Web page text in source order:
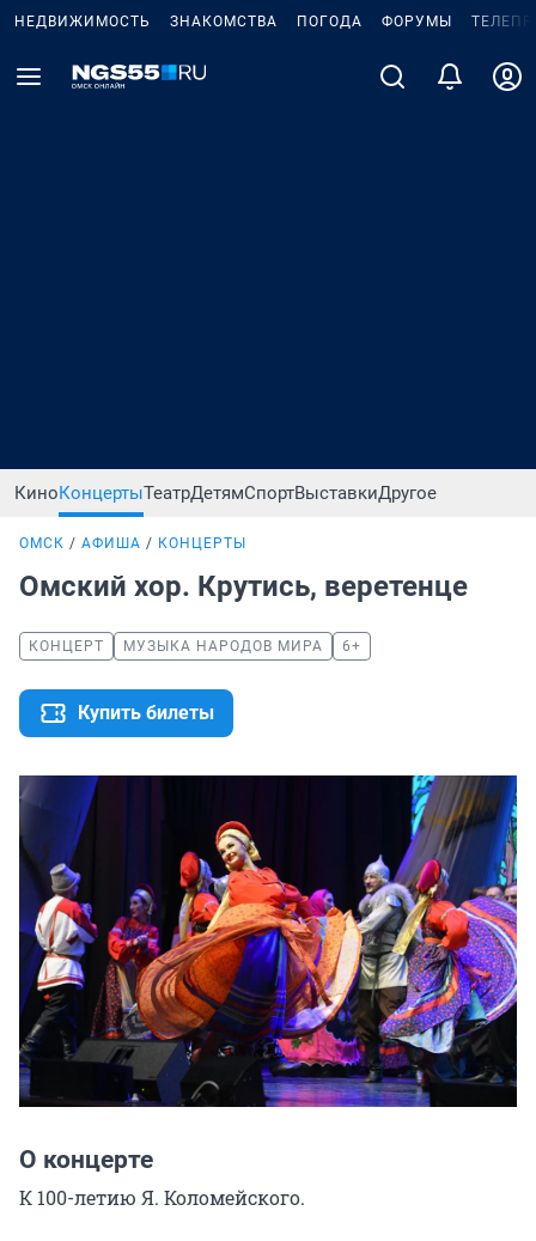
НЕДВИЖИМОСТЬ ЗНАКОМСТВА ПОГОДА ФОРУМЫ
КиноКонцертыТеатрДетямСпортВыставкиДругое
ОМСК АФИША КОНЦЕРТЫ
Омский хор. Крутись, веретенце
КОНЦЕРТ МУЗЫКА НАРОДОВ МИРА 6+
Купить билеты
О концерте
К 100-летию Я. Коломейского.